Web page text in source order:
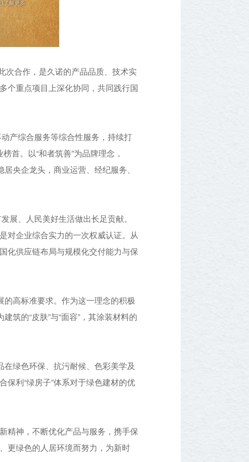
次合作，是久诺的产品品质、技术实
个重点项目上深化协同，共同践行国
产综合服务等综合性服务，持续打
首。以“和者筑善”为品牌理念，
央企龙头，商业运营、经纪服务、
展、人民美好生活做出长足贡献。
对企业综合实力的一次权威认证。从
化供应链布局与规模化交付能力与保
的高标准要求。作为这一理念的积极
筑的“皮肤”与“面容”，其涂装材料的
绿色环保、抗污耐候、色彩美学及
利“绿房子”体系对于绿色建材的优
精神，不断优化产品与服务，携手保
更绿色的人居环境而努力，为新时